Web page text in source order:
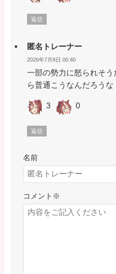
返信
匿名トレーナー
2026年7月8日 00:40
一部の勢力に怒られそ
ら普通こうなんだろうな
3 0
返信
名前
コメント ※